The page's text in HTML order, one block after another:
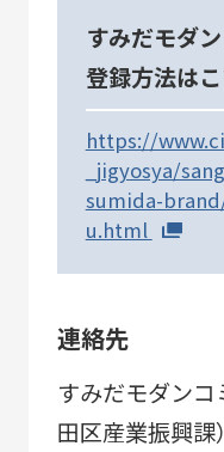
すみだモダ
登録方法は
https://
_jigyosya/
sumida-
u.html
連絡先
すみだモダンコ
田区産業振興課）